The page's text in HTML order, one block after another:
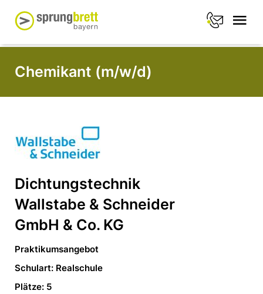
Chemikant (m/w/d)
Dichtungstechnik
Wallstabe & Schneider
GmbH & Co. KG
Praktikumsangebot
Schulart: Realschule
Plätze: 5